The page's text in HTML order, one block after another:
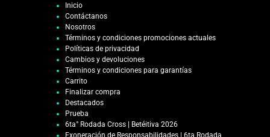
Inicio
Contáctanos
Nosotros
Términos y condiciones promociones actuales
Políticas de privacidad
Cambios y devoluciones
Términos y condiciones para garantías
Carrito
Finalizar compra
Destacados
Prueba
6ta° Rodada Cross | Betéitiva 2026
Exoneración de Responsabilidades | 6ta Rodada